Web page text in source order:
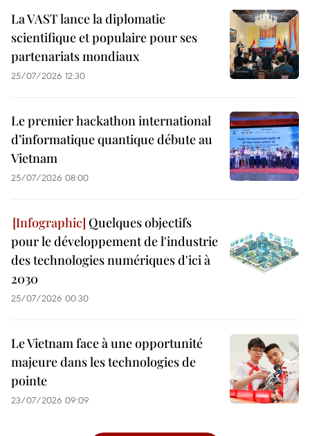
La VAST lance la diplomatie
scientifique et populaire pour ses
partenariats mondiaux
25/07/2026 12:30
Le premier hackathon international
d’informatique quantique débute au
Vietnam
25/07/2026 08:00
Quelques objectifs
pour le développement de l'industrie
des technologies numériques d'ici à
2030
25/07/2026 00:30
Le Vietnam face à une opportunité
majeure dans les technologies de
pointe
23/07/2026 09:09